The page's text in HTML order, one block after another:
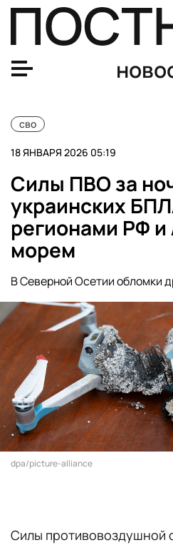
сво
18 ЯНВАРЯ 2026 05:19
Силы ПВО за
украинских
регионами РФ и
морем
В Северной Осетии обломки
dpa/picture-alliance
Силы противовоздушной
Минобороны взяло под